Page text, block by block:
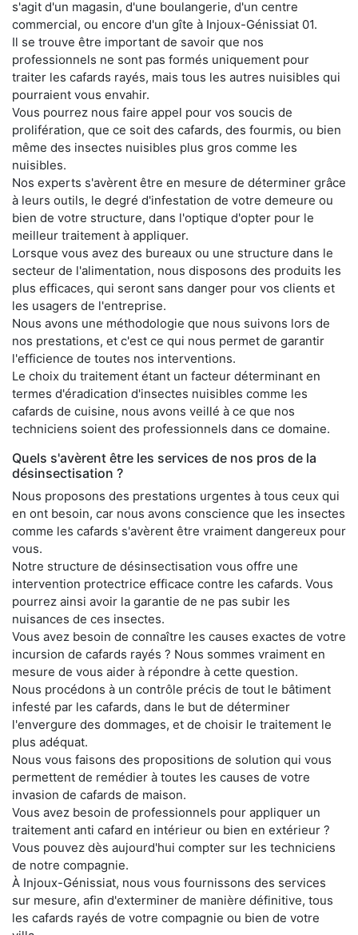
s'agit d'un magasin, d'une boulangerie, d'un centre
commercial, ou encore d'un gîte à Injoux-Génissiat 01.
Il se trouve être important de savoir que nos
professionnels ne sont pas formés uniquement pour
traiter les cafards rayés, mais tous les autres nuisibles qui
pourraient vous envahir.
Vous pourrez nous faire appel pour vos soucis de
prolifération, que ce soit des cafards, des fourmis, ou bien
même des insectes nuisibles plus gros comme les
nuisibles.
Nos experts s'avèrent être en mesure de déterminer grâce
à leurs outils, le degré d'infestation de votre demeure ou
bien de votre structure, dans l'optique d'opter pour le
meilleur traitement à appliquer.
Lorsque vous avez des bureaux ou une structure dans le
secteur de l'alimentation, nous disposons des produits les
plus efficaces, qui seront sans danger pour vos clients et
les usagers de l'entreprise.
Nous avons une méthodologie que nous suivons lors de
nos prestations, et c'est ce qui nous permet de garantir
l'efficience de toutes nos interventions.
Le choix du traitement étant un facteur déterminant en
termes d'éradication d'insectes nuisibles comme les
cafards de cuisine, nous avons veillé à ce que nos
techniciens soient des professionnels dans ce domaine.
Quels s'avèrent être les services de nos pros de la
désinsectisation ?
Nous proposons des prestations urgentes à tous ceux qui
en ont besoin, car nous avons conscience que les insectes
comme les cafards s'avèrent être vraiment dangereux pour
vous.
Notre structure de désinsectisation vous offre une
intervention protectrice efficace contre les cafards. Vous
pourrez ainsi avoir la garantie de ne pas subir les
nuisances de ces insectes.
Vous avez besoin de connaître les causes exactes de votre
incursion de cafards rayés ? Nous sommes vraiment en
mesure de vous aider à répondre à cette question.
Nous procédons à un contrôle précis de tout le bâtiment
infesté par les cafards, dans le but de déterminer
l'envergure des dommages, et de choisir le traitement le
plus adéquat.
Nous vous faisons des propositions de solution qui vous
permettent de remédier à toutes les causes de votre
invasion de cafards de maison.
Vous avez besoin de professionnels pour appliquer un
traitement anti cafard en intérieur ou bien en extérieur ?
Vous pouvez dès aujourd'hui compter sur les techniciens
de notre compagnie.
À Injoux-Génissiat, nous vous fournissons des services
sur mesure, afin d'exterminer de manière définitive, tous
les cafards rayés de votre compagnie ou bien de votre